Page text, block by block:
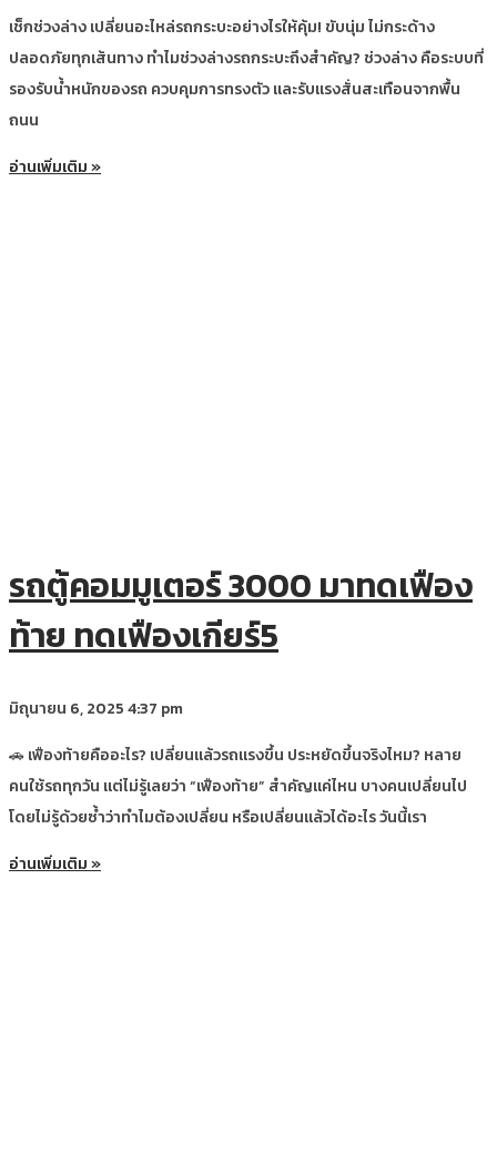
เช็กช่วงล่าง เปลี่ยนอะไหล่รถกระบะอย่างไรให้คุ้ม! ขับนุ่ม ไม่กระด้าง
ปลอดภัยทุกเส้นทาง ทำไมช่วงล่างรถกระบะถึงสำคัญ? ช่วงล่าง คือระบบที่
รองรับน้ำหนักของรถ ควบคุมการทรงตัว และรับแรงสั่นสะเทือนจากพื้น
ถนน
อ่านเพิ่มเติม »
รถตู้คอมมูเตอร์ 3000 มาทดเฟือง
ท้าย ทดเฟืองเกียร์5
มิถุนายน 6, 20254:37 pm
🚗 เฟืองท้ายคืออะไร? เปลี่ยนแล้วรถแรงขึ้น ประหยัดขึ้นจริงไหม? หลาย
คนใช้รถทุกวัน แต่ไม่รู้เลยว่า “เฟืองท้าย” สำคัญแค่ไหน บางคนเปลี่ยนไป
โดยไม่รู้ด้วยซ้ำว่าทำไมต้องเปลี่ยน หรือเปลี่ยนแล้วได้อะไร วันนี้เรา
อ่านเพิ่มเติม »